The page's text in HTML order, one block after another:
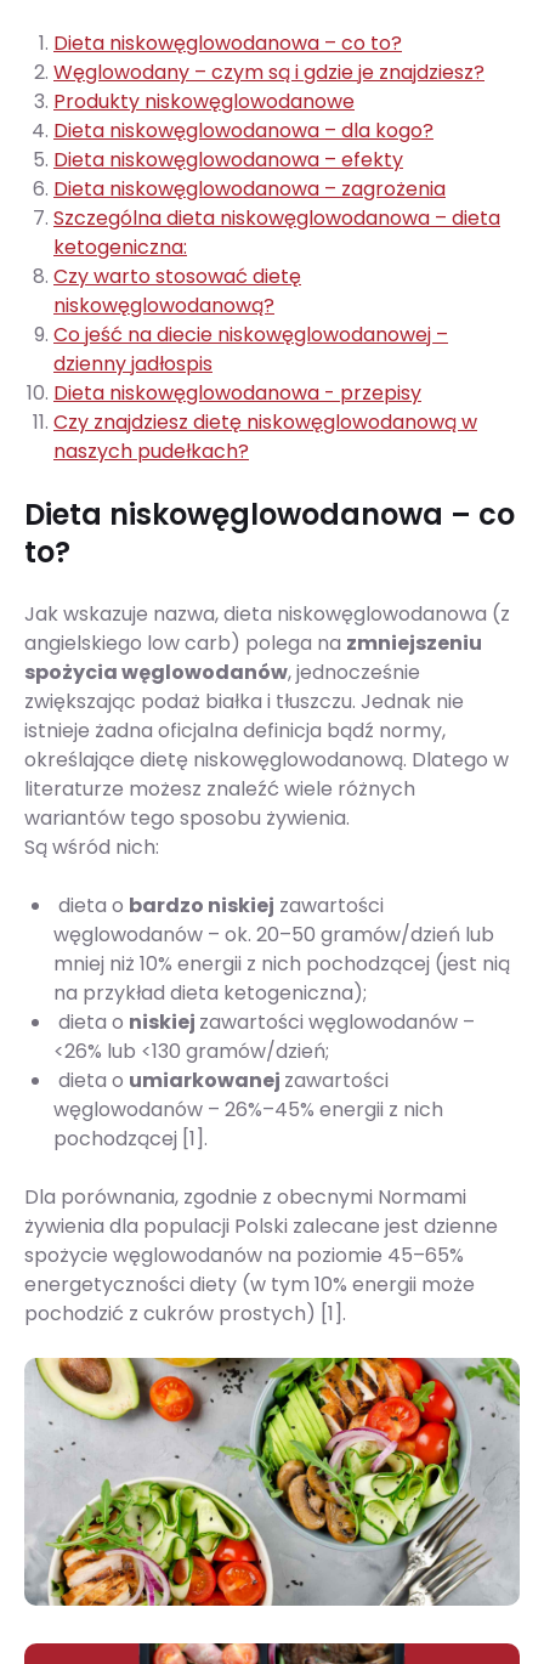
Dieta niskowęglowodanowa – co to?
Węglowodany – czym są i gdzie je znajdziesz?
Produkty niskowęglowodanowe
Dieta niskowęglowodanowa – dla kogo?
Dieta niskowęglowodanowa – efekty
Dieta niskowęglowodanowa – zagrożenia
Szczególna dieta niskowęglowodanowa – dieta
ketogeniczna:
Czy warto stosować dietę
niskowęglowodanową?
Co jeść na diecie niskowęglowodanowej –
dzienny jadłospis
Dieta niskowęglowodanowa - przepisy
Czy znajdziesz dietę niskowęglowodanową w
naszych pudełkach?
Dieta niskowęglowodanowa – co
to?
Jak wskazuje nazwa, dieta niskowęglowodanowa (z
angielskiego low carb) polega na zmniejszeniu
spożycia węglowodanów, jednocześnie
zwiększając podaż białka i tłuszczu. Jednak nie
istnieje żadna oficjalna definicja bądź normy,
określające dietę niskowęglowodanową. Dlatego w
literaturze możesz znaleźć wiele różnych
wariantów tego sposobu żywienia.
Są wśród nich:
dieta o bardzo niskiej zawartości
węglowodanów – ok. 20–50 gramów/dzień lub
mniej niż 10% energii z nich pochodzącej (jest nią
na przykład dieta ketogeniczna);
dieta o niskiej zawartości węglowodanów –
<26% lub <130 gramów/dzień;
dieta o umiarkowanej zawartości
węglowodanów – 26%–45% energii z nich
pochodzącej [1].
Dla porównania, zgodnie z obecnymi Normami
żywienia dla populacji Polski zalecane jest dzienne
spożycie węglowodanów na poziomie 45–65%
energetyczności diety (w tym 10% energii może
pochodzić z cukrów prostych) [1].